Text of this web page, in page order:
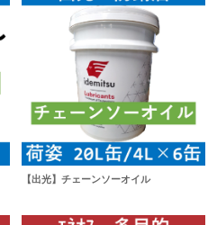
【出光】チェーンソーオイル